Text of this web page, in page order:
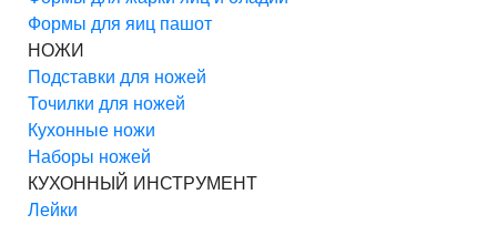
Формы для яиц пашот
НОЖИ
Подставки для ножей
Точилки для ножей
Кухонные ножи
Наборы ножей
КУХОННЫЙ ИНСТРУМЕНТ
Лейки